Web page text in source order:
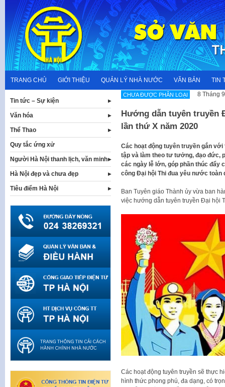
content
TRANG CHỦ GIỚI THIỆU QUẢN LÝ NHÀ NƯỚC VĂN BẢN TIN
CHƯA ĐƯỢC PHÂN LOẠI 8 Tháng
Hướng dẫn tuyên truyền
lần thứ X năm 2020
Các hoạt động tuyên truyền gắn
tập và làm theo tư tưởng, đạo đức,
các ngày lễ lớn, góp phần thúc đẩy
công Đại hội Thi đua yêu nước toàn
Ban Tuyên giáo Thành ủy vừa ban
việc hướng dẫn tuyên truyền Đại hội
Các hoạt động tuyên truyền sẽ thực
hình thức phong phú, đa dạng, có
Tin tức – Sự kiện
Văn hóa
Thể Thao
Quy tắc ứng xử
Người Hà Nội thanh lịch, văn minh
Hà Nội đẹp và chưa đẹp
Tiêu điểm Hà Nội